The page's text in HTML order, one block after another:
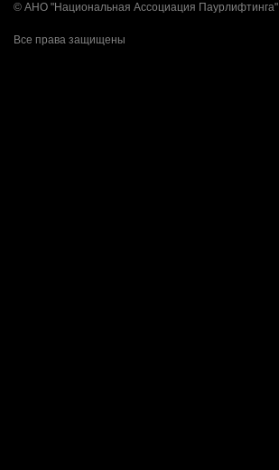
© АНО "Национальная Ассоциация Паурлифтинга"
Все права защищены